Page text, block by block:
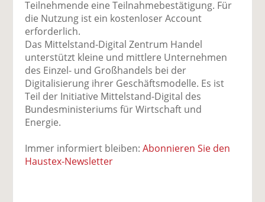
Teilnehmende eine Teilnahmebestätigung. Für
die Nutzung ist ein kostenloser Account
erforderlich.
Das Mittelstand-Digital Zentrum Handel
unterstützt kleine und mittlere Unternehmen
des Einzel- und Großhandels bei der
Digitalisierung ihrer Geschäftsmodelle. Es ist
Teil der Initiative Mittelstand-Digital des
Bundesministeriums für Wirtschaft und
Energie.
Immer informiert bleiben:Abonnieren Sie den
Haustex-Newsletter